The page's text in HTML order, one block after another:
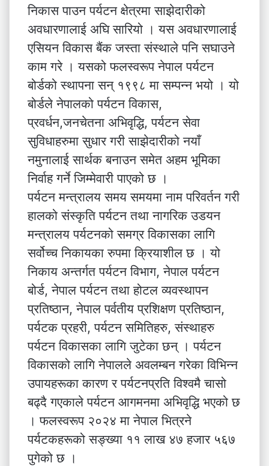
निकास पाउन पर्यटन क्षेत्रमा साझेदारीको
अवधारणालाई अघि सारियो । यस अवधारणालाई
एसियन विकास बैंक जस्ता संस्थाले पनि सघाउने
काम गरे । यसको फलस्वरूप नेपाल पर्यटन
बोर्डको स्थापना सन् १९९८ मा सम्पन्न भयो । यो
बोर्डले नेपालको पर्यटन विकास,
प्रवर्धन,जनचेतना अभिवृद्धि, पर्यटन सेवा
सुविधाहरुमा सुधार गरी साझेदारीको नयाँ
नमुनालाई सार्थक बनाउन समेत अहम भूमिका
निर्वाह गर्ने जिम्मेवारी पाएको छ ।
पर्यटन मन्त्रालय समय समयमा नाम परिवर्तन गरी
हालको संस्कृति पर्यटन तथा नागरिक उडयन
मन्त्रालय पर्यटनको समग्र विकासका लागि
सर्वोच्च निकायका रुपमा क्रियाशील छ । यो
निकाय अन्तर्गत पर्यटन विभाग, नेपाल पर्यटन
बोर्ड, नेपाल पर्यटन तथा होटल व्यवस्थापन
प्रतिष्ठान, नेपाल पर्वतीय प्रशिक्षण प्रतिष्ठान,
पर्यटक प्रहरी, पर्यटन समितिहरु, संस्थाहरु
पर्यटन विकासका लागि जुटेका छन् । पर्यटन
विकासको लागि नेपालले अवलम्बन गरेका विभिन्न
उपायहरूका कारण र पर्यटनप्रति विश्वमै चासो
बढ्दै गएकाले पर्यटन आगमनमा अभिवृद्धि भएको छ
। फलस्वरूप २०२४ मा नेपाल भित्रने
पर्यटकहरूको सङ्ख्या ११ लाख ४७ हजार ५६७
पुगेको छ ।